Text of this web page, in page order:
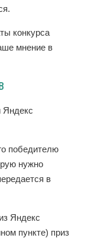
конкурса
мнение в
Яндекс
победителю
нужно
в
Яндекс
пункте) приз